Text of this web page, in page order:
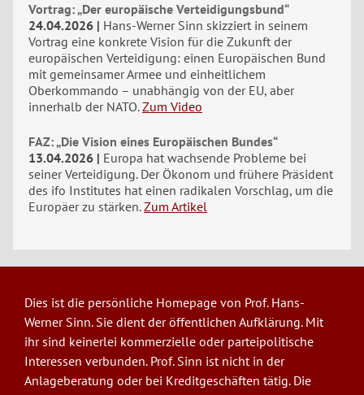
Vortrag: „Der europäische Verteidigungsbund“
24.04.2026
Hans-Werner Sinn skizziert in seinem
Vortrag eine konkrete Vision für die Zukunft der
europäischen Verteidigung: einen Europäischen Bund
mit gemeinsamer Armee und einheitlichem
Oberkommando – unabhängig von der EU, aber
innerhalb der NATO. Zum Video
FAZ: „Die Vision eines Europäischen Bundes“
13.04.2026
Europa hat wachsende Probleme bei
seiner Verteidigung. Der Ökonom und frühere Präsident
des ifo Institutes hat einen radikalen Vorschlag, um die
Europäer zu stärken. Zum Artikel
Dies ist die persönliche Homepage von Prof. Hans-
Werner Sinn. Sie dient der öffentlichen Aufklärung. Mit
ihr sind keinerlei kommerzielle oder parteipolitische
Interessen verbunden. Prof. Sinn ist nicht in der
Anlageberatung oder bei Kreditgeschäften tätig. Die